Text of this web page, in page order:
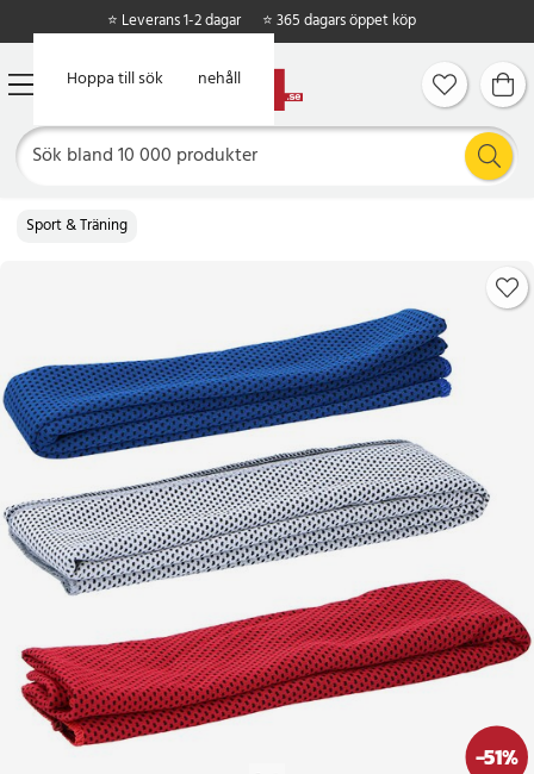
Hoppa till huvudinnehåll
Hoppa till sök
⭐ Leverans 1-2 dagar ⭐ 365 dagars öppet köp
Sport & Träning
-51%